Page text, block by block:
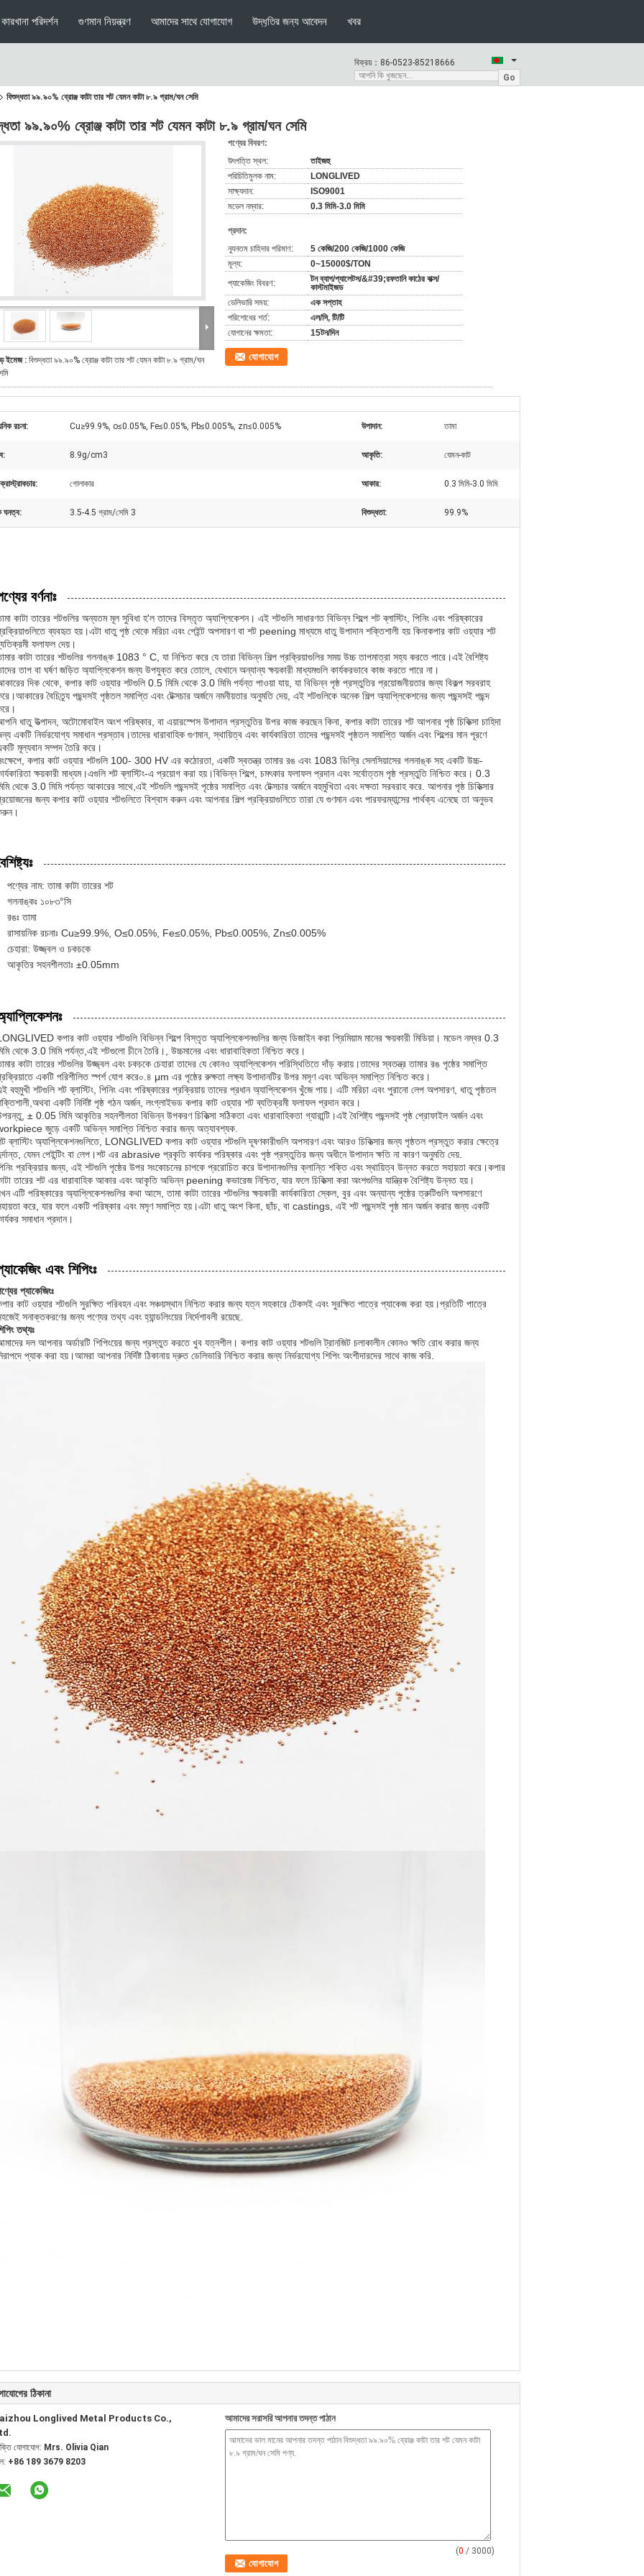
কারখানা পরিদর্শন গুণমান নিয়ন্ত্রণ আমাদের সাথে যোগাযোগ উদ্ধৃতির জন্য আবেদন খবর
বিক্রয়： 86-0523-85218666
Go
বিশুদ্ধতা ৯৯.৯০% ব্রোঞ্জ কাটা তার শট যেমন কাটা ৮.৯ গ্রাম/ঘন সেমি
৯৯.৯০% ব্রোঞ্জ কাটা তার শট যেমন কাটা ৮.৯ গ্রাম/ঘন সেমি
ইমেজ : বিশুদ্ধতা ৯৯.৯০% ব্রোঞ্জ কাটা তার শট যেমন কাটা ৮.৯ গ্রাম/ঘন
পণ্যের বিবরণ:
উৎপত্তি স্থল:
তাইজহু
পরিচিতিমুলক নাম:
LONGLIVED
সাক্ষ্যদান:
ISO9001
মডেল নম্বার:
0.3 মিমি-3.0 মিমি
প্রদান:
ন্যূনতম চাহিদার পরিমাণ:
5 কেজি/200 কেজি/1000 কেজি
মূল্য:
0~15000$/TON
প্যাকেজিং বিবরণ:
টন ব্যাগ/প্যালেটস/&#39;রফতানি কাঠের বাক্স/
কাস্টমাইজড
ডেলিভারি সময়:
এক সপ্তাহ
পরিশোধের শর্ত:
এল/সি, টি/টি
যোগানের ক্ষমতা:
15টন/দিন
যোগাযোগ
রচনা: Cu≥99.9%, o≤0.05%, Fe≤0.05%, Pb≤0.005%, zn≤0.005% উপাদান: তামা
8.9g/cm3 আকৃতি: যেমন-কাট
গোলাকার আকার: 0.3 মিমি-3.0 মিমি
ঘনত্ব: 3.5-4.5 গ্রাম/সেমি 3 বিশুদ্ধতা: 99.9%
বর্ণনাঃ
কাটা তারের শটগুলির অন্যতম মূল সুবিধা হ'ল তাদের বিস্তৃত অ্যাপ্লিকেশন। এই শটগুলি সাধারণত বিভিন্ন শিল্পে শট ব্লাস্টিং, পিনিং এবং পরিষ্কারের
ব্যবহৃত হয়।এটা ধাতু পৃষ্ঠ থেকে মরিচা এবং পেইন্ট অপসারণ বা শট peening মাধ্যমে ধাতু উপাদান শক্তিশালী হয় কিনাকপার কাট ওয়্যার শট
ফলাফল দেয়।
কাটা তারের শটগুলির গলনাঙ্ক 1083 ° C, যা নিশ্চিত করে যে তারা বিভিন্ন শিল্প প্রক্রিয়াগুলির সময় উচ্চ তাপমাত্রা সহ্য করতে পারে।এই বৈশিষ্ট্য
তাপ বা ঘর্ষণ জড়িত অ্যাপ্লিকেশন জন্য উপযুক্ত করে তোলে, যেখানে অন্যান্য ক্ষয়কারী মাধ্যমগুলি কার্যকরভাবে কাজ করতে পারে না।
দিক থেকে, কপার কাট ওয়্যার শটগুলি 0.5 মিমি থেকে 3.0 মিমি পর্যন্ত পাওয়া যায়, যা বিভিন্ন পৃষ্ঠ প্রস্তুতির প্রয়োজনীয়তার জন্য বিকল্প সরবরাহ
বৈচিত্র্য পছন্দসই পৃষ্ঠতল সমাপ্তি এবং টেক্সচার অর্জনে নমনীয়তার অনুমতি দেয়, এই শটগুলিকে অনেক শিল্প অ্যাপ্লিকেশনের জন্য পছন্দসই পছন্দ
ধাতু উত্পাদন, অটোমোবাইল অংশ পরিষ্কার, বা এয়ারস্পেস উপাদান প্রস্তুতির উপর কাজ করছেন কিনা, কপার কাটা তারের শট আপনার পৃষ্ঠ চিকিত্সা চাহিদা
একটি নির্ভরযোগ্য সমাধান প্রস্তাব।তাদের ধারাবাহিক গুণমান, স্থায়িত্ব এবং কার্যকারিতা তাদের পছন্দসই পৃষ্ঠতল সমাপ্তি অর্জন এবং শিল্পের মান পূরণে
মূল্যবান সম্পদ তৈরি করে।
কপার কাট ওয়্যার শটগুলি 100- 300 HV এর কঠোরতা, একটি স্বতন্ত্র তামার রঙ এবং 1083 ডিগ্রি সেলসিয়াসের গলনাঙ্ক সহ একটি উচ্চ-
ক্ষয়কারী মাধ্যম।এগুলি শট ব্লাস্টিং-এ প্রয়োগ করা হয়।বিভিন্ন শিল্পে, চমৎকার ফলাফল প্রদান এবং সর্বোত্তম পৃষ্ঠ প্রস্তুতি নিশ্চিত করে। 0.3
থেকে 3.0 মিমি পর্যন্ত আকারের সাথে,এই শটগুলি পছন্দসই পৃষ্ঠের সমাপ্তি এবং টেক্সচার অর্জনে বহুমুখিতা এবং দক্ষতা সরবরাহ করে. আপনার পৃষ্ঠ চিকিত্সার
জন্য কপার কাট ওয়্যার শটগুলিতে বিশ্বাস করুন এবং আপনার শিল্প প্রক্রিয়াগুলিতে তারা যে গুণমান এবং পারফরম্যান্সের পার্থক্য এনেছে তা অনুভব
পণ্যের নাম: তামা কাটা তারের শট
গলনাঙ্কঃ ১০৮৩°সি
রঙঃ তামা
রাসায়নিক রচনাঃ Cu≥99.9%, O≤0.05%, Fe≤0.05%, Pb≤0.005%, Zn≤0.005%
চেহারা: উজ্জ্বল ও চকচকে
আকৃতির সহনশীলতাঃ ±0.05mm
কপার কাট ওয়্যার শটগুলি বিভিন্ন শিল্পে বিস্তৃত অ্যাপ্লিকেশনগুলির জন্য ডিজাইন করা প্রিমিয়াম মানের ক্ষয়কারী মিডিয়া। মডেল নম্বর 0.3
থেকে 3.0 মিমি পর্যন্ত,এই শটগুলো চীনে তৈরি।, উচ্চমানের এবং ধারাবাহিকতা নিশ্চিত করে।
কাটা তারের শটগুলির উজ্জ্বল এবং চকচকে চেহারা তাদের যে কোনও অ্যাপ্লিকেশন পরিস্থিতিতে দাঁড় করায়।তাদের স্বতন্ত্র তামার রঙ পৃষ্ঠের সমাপ্তি
একটি পরিশীলিত স্পর্শ যোগ করে০.৪ μm এর পৃষ্ঠের রুক্ষতা লক্ষ্য উপাদানটির উপর মসৃণ এবং অভিন্ন সমাপ্তি নিশ্চিত করে।
বহুমুখী শটগুলি শট ব্লাস্টিং, পিনিং এবং পরিষ্কারের প্রক্রিয়ায় তাদের প্রধান অ্যাপ্লিকেশন খুঁজে পায়। এটি মরিচা এবং পুরানো লেপ অপসারণ, ধাতু পৃষ্ঠতল
একটি নির্দিষ্ট পৃষ্ঠ গঠন অর্জন, লংগ্লাইভড কপার কাট ওয়্যার শট ব্যতিক্রমী ফলাফল প্রদান করে।
± 0.05 মিমি আকৃতির সহনশীলতা বিভিন্ন উপকরণ চিকিত্সা সঠিকতা এবং ধারাবাহিকতা গ্যারান্টি।এই বৈশিষ্ট্য পছন্দসই পৃষ্ঠ প্রোফাইল অর্জন এবং
জুড়ে একটি অভিন্ন সমাপ্তি নিশ্চিত করার জন্য অত্যাবশ্যক.
ব্লাস্টিং অ্যাপ্লিকেশনগুলিতে, LONGLIVED কপার কাট ওয়্যার শটগুলি দূষণকারীগুলি অপসারণ এবং আরও চিকিত্সার জন্য পৃষ্ঠতল প্রস্তুত করার ক্ষেত্রে
যেমন পেইন্টিং বা লেপ।শট এর abrasive প্রকৃতি কার্যকর পরিষ্কার এবং পৃষ্ঠ প্রস্তুতির জন্য অধীনে উপাদান ক্ষতি না কারণ অনুমতি দেয়.
প্রক্রিয়ার জন্য, এই শটগুলি পৃষ্ঠের উপর সংকোচনের চাপকে প্ররোচিত করে উপাদানগুলির ক্লান্তি শক্তি এবং স্থায়িত্ব উন্নত করতে সহায়তা করে।কপার
তারের শট এর ধারাবাহিক আকার এবং আকৃতি অভিন্ন peening কভারেজ নিশ্চিত, যার ফলে চিকিত্সা করা অংশগুলির যান্ত্রিক বৈশিষ্ট্য উন্নত হয়।
এটি পরিষ্কারের অ্যাপ্লিকেশনগুলির কথা আসে, তামা কাটা তারের শটগুলির ক্ষয়কারী কার্যকারিতা স্কেল, বুর এবং অন্যান্য পৃষ্ঠের ত্রুটিগুলি অপসারণে
করে, যার ফলে একটি পরিষ্কার এবং মসৃণ সমাপ্তি হয়।এটা ধাতু অংশ কিনা, ছাঁচ, বা castings, এই শট পছন্দসই পৃষ্ঠ মান অর্জন করার জন্য একটি
সমাধান প্রদান।
এবং শিপিংঃ
প্যাকেজিংঃ
কাট ওয়্যার শটগুলি সুরক্ষিত পরিবহন এবং সঞ্চয়স্থান নিশ্চিত করার জন্য যত্ন সহকারে টেকসই এবং সুরক্ষিত পাত্রে প্যাকেজ করা হয়।প্রতিটি পাত্রে
সনাক্তকরণের জন্য পণ্যের তথ্য এবং হ্যান্ডলিংয়ের নির্দেশাবলী রয়েছে.
তথ্যঃ
দল আপনার অর্ডারটি শিপিংয়ের জন্য প্রস্তুত করতে খুব যত্নশীল। কপার কাট ওয়্যার শটগুলি ট্রানজিট চলাকালীন কোনও ক্ষতি রোধ করার জন্য
প্যাক করা হয়।আমরা আপনার নির্দিষ্ট ঠিকানায় দ্রুত ডেলিভারি নিশ্চিত করার জন্য নির্ভরযোগ্য শিপিং অংশীদারদের সাথে কাজ করি.
ঠিকানা
Longlived Metal Products Co.,
যোগাযোগ: Mrs. Olivia Qian
+86 189 3679 8203
আমাদের সরাসরি আপনার তদন্ত পাঠান
(0 / 3000)